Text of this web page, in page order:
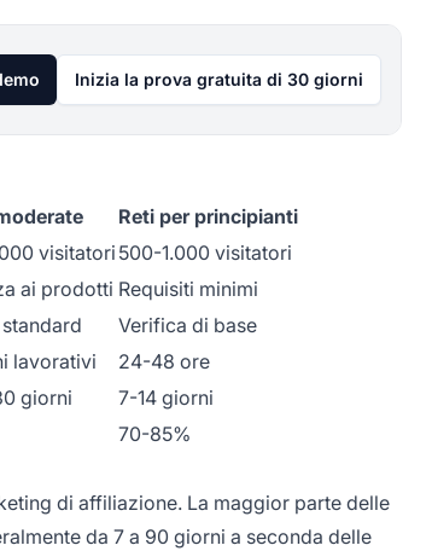
Inizia la prova gratuita di 30 giorni
Reti per principianti
visitatori500-1.000 visitatori
ai prodotti Requisiti minimi
Verifica di base
lavorativi
24-48 ore
giorni
7-14 giorni
70-85%
di affiliazione. La maggior parte delle
da 7 a 90 giorni a seconda delle